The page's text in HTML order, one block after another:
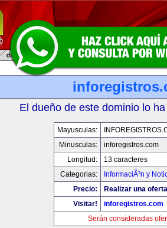
El dueño de este dominio lo
Mayusculas:
Minusculas:
inforegistros.com
Longitud:
13 caracteres
Categorias:
InformaciÃ³n y
Precio:
Realizar una
Visitar!
inforegistros.com
Serán consideradas